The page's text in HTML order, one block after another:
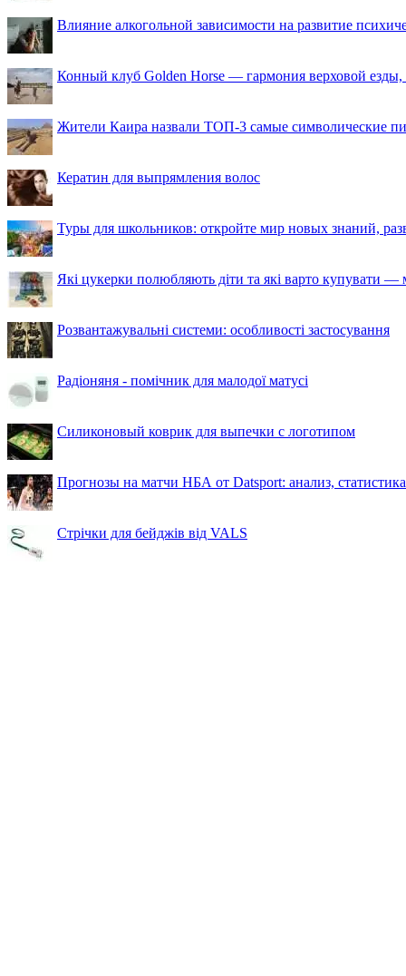
Влияние алкогольной зависимости на развитие
Конный клуб Golden Horse — гармония верховой езды,
Жители Каира назвали ТОП-3 самые символические
Кератин для выпрямления волос
Туры для школьников: откройте мир новых знаний,
Які цукерки полюбляють діти та які варто купувати —
Розвантажувальні системи: особливості застосування
Радіоняня - помічник для малодої матусі
Силиконовый коврик для выпечки с логотипом
Прогнозы на матчи НБА от Datsport: анализ,
Стрічки для бейджів від VALS